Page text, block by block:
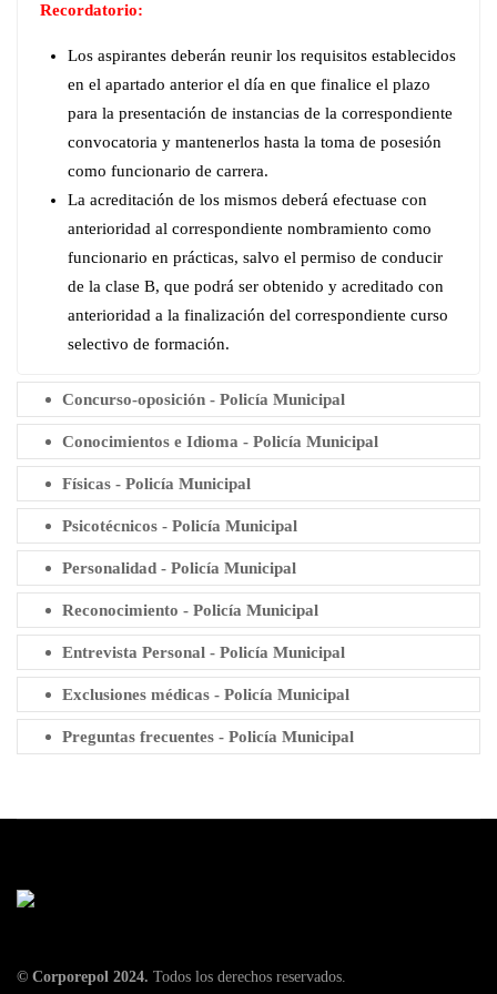
Recordatorio:
Los aspirantes deberán reunir los requisitos establecidos
en el apartado anterior el día en que finalice el plazo
para la presentación de instancias de la correspondiente
convocatoria y mantenerlos hasta la toma de posesión
como funcionario de carrera.
La acreditación de los mismos deberá efectuase con
anterioridad al correspondiente nombramiento como
funcionario en prácticas, salvo el permiso de conducir
de la clase B, que podrá ser obtenido y acreditado con
anterioridad a la finalización del correspondiente curso
selectivo de formación.
Concurso-oposición - Policía Municipal
Conocimientos e Idioma - Policía Municipal
Físicas - Policía Municipal
Psicotécnicos - Policía Municipal
Personalidad - Policía Municipal
Reconocimiento - Policía Municipal
Entrevista Personal - Policía Municipal
Exclusiones médicas - Policía Municipal
Preguntas frecuentes - Policía Municipal
© Corporepol 2024. Todos los derechos reservados.